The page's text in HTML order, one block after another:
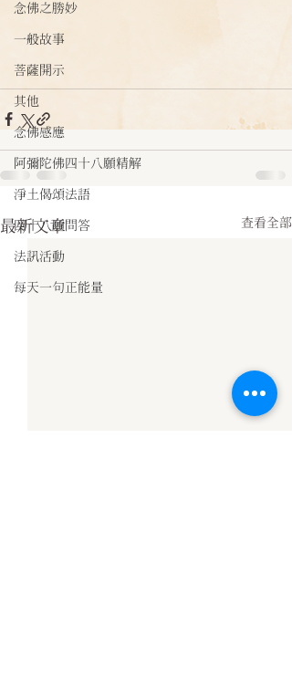
念佛之勝妙
一般故事
菩薩開示
其他
念佛感應
阿彌陀佛四十八願精解
淨土偈頌法語
四十八願問答
法訊活動
每天一句正能量
最新文章 查看全部